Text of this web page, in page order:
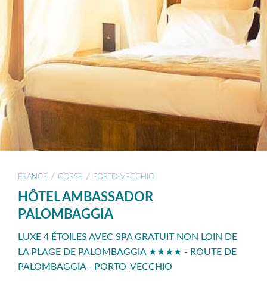
FRANCE / CORSE / PORTO-VECCHIO
HÔTEL AMBASSADOR
PALOMBAGGIA
LUXE 4 ÉTOILES AVEC SPA GRATUIT NON LOIN DE
LA PLAGE DE PALOMBAGGIA ★★★★ - ROUTE DE
PALOMBAGGIA - PORTO-VECCHIO